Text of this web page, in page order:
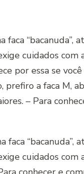
“bacanuda”,
cuidados com
por essa se
a faca M,
– Para
faca “bacanuda”,
cuidados com